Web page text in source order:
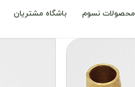
محصولات نسوم باشگاه مشتریان